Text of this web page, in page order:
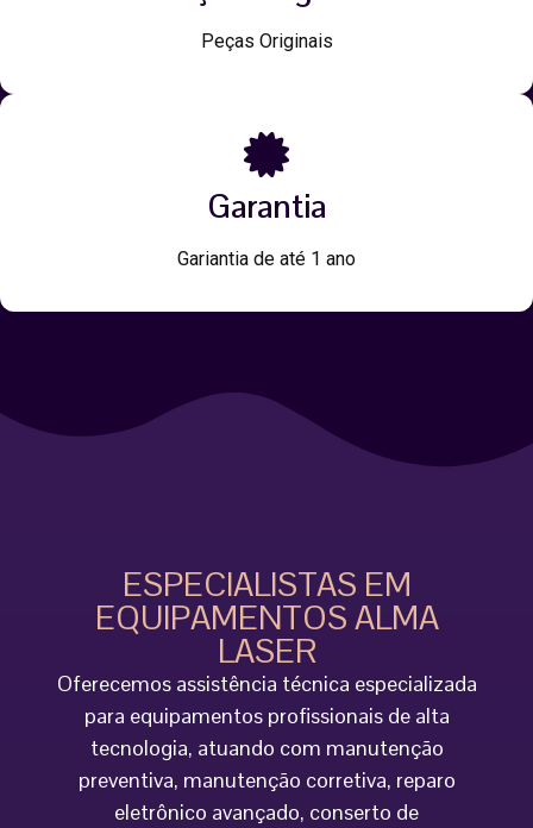
Peças Originais
Garantia
Gariantia de até 1 ano
ESPECIALISTAS EM
EQUIPAMENTOS ALMA
LASER
Oferecemos assistência técnica especializada
para equipamentos profissionais de alta
tecnologia, atuando com manutenção
preventiva, manutenção corretiva, reparo
eletrônico avançado, conserto de